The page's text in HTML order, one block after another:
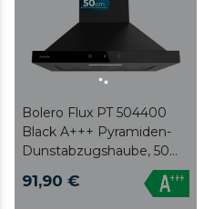
BLDC-Motor,
Handbewegungssteuerung,
Booster-Funktion,
waschbare Filter, inklusive
optionaler Kohlefilter für
Umluftbetrieb.
Bolero Flux PT 504400
Black A+++ Pyramiden-
Dunstabzugshaube, 50
Saugleistung, Klasse
91,90 €